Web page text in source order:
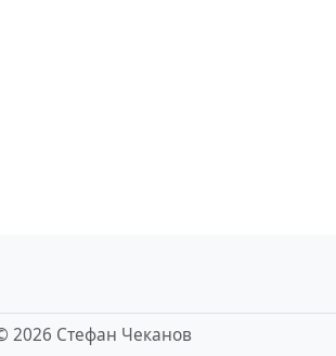
2026 Стефан Чеканов